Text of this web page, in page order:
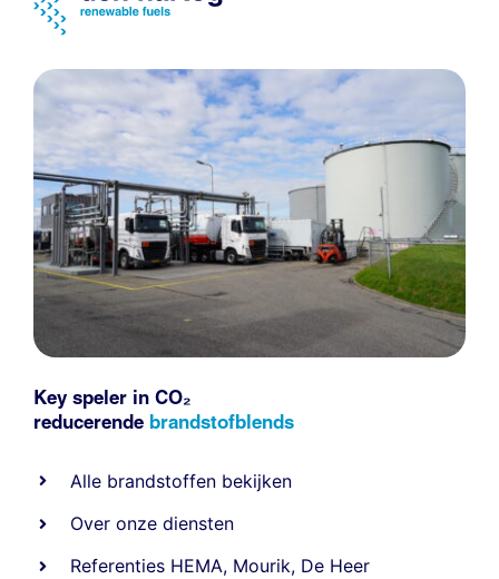
Key speler in CO₂
reducerende brandstofblends
Alle brandstoffen bekijken
Over onze diensten
Referenties HEMA, Mourik, De Heer